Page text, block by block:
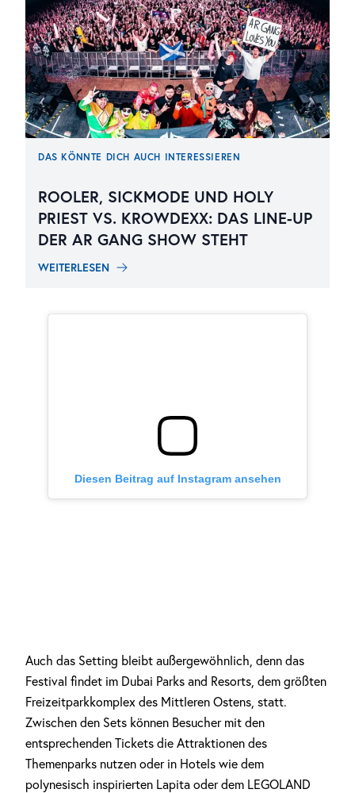
DAS KÖNNTE DICH AUCH INTERESSIEREN
ROOLER, SICKMODE UND HOLY
PRIEST VS. KROWDEXX: DAS LINE-UP
DER AR GANG SHOW STEHT
WEITERLESEN
Diesen Beitrag auf Instagram ansehen
Auch das Setting bleibt außergewöhnlich, denn das
Festival findet im Dubai Parks and Resorts, dem größten
Freizeitparkkomplex des Mittleren Ostens, statt.
Zwischen den Sets können Besucher mit den
entsprechenden Tickets die Attraktionen des
Themenparks nutzen oder in Hotels wie dem
polynesisch inspirierten Lapita oder dem LEGOLAND